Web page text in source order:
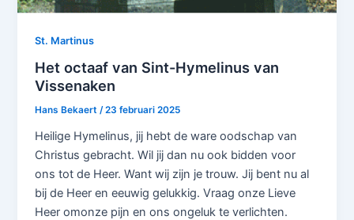
St. Martinus
Het octaaf van Sint-Hymelinus van
Vissenaken
Hans Bekaert/23 februari 2025
Heilige Hymelinus, jij hebt de ware oodschap van
Christus gebracht. Wil jij dan nu ook bidden voor
ons tot de Heer. Want wij zijn je trouw. Jij bent nu al
bij de Heer en eeuwig gelukkig. Vraag onze Lieve
Heer omonze pijn en ons ongeluk te verlichten.